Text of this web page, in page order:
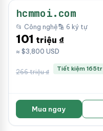
hcmmoi.com
📂 Công nghệ🔡 6 ký tự
101 triệu ₫
≈ $3,800 USD
266 triệu ₫ Tiết kiệm 165tr
Mua ngay